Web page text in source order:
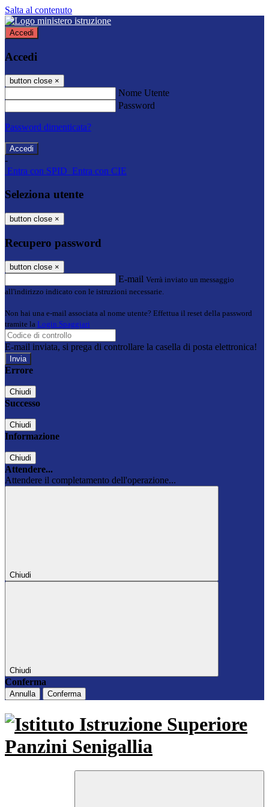
Salta al contenuto
Accedi
Accedi
button close ×
Nome Utente
Password
Password dimenticata?
-
Entra con SPID Entra con CIE
Seleziona utente
button close ×
Recupero password
button close ×
E-mail Verrà inviato un messaggio
all'indirizzo indicato con le istruzioni necessarie.
Non hai una e-mail associata al nome utente? Effettua il reset della password
tramite la Login Spaggiari
E-mail inviata, si prega di controllare la casella di posta elettronica!
Errore
Chiudi
Successo
Chiudi
Informazione
Chiudi
Attendere...
Attendere il completamento dell'operazione...
Chiudi
Chiudi
Conferma
Annulla Conferma